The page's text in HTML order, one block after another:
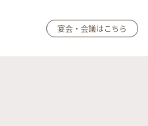
宴会・会議はこちら